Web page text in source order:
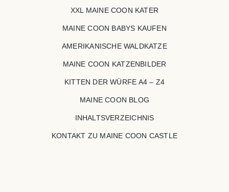
XXL MAINE COON KATER
MAINE COON BABYS KAUFEN
AMERIKANISCHE WALDKATZE
MAINE COON KATZENBILDER
KITTEN DER WÜRFE A4 – Z4
MAINE COON BLOG
INHALTSVERZEICHNIS
KONTAKT ZU MAINE COON CASTLE